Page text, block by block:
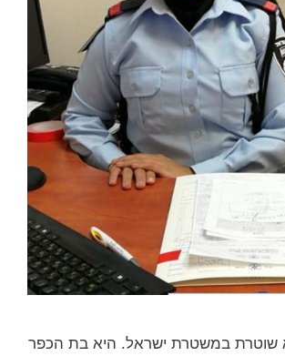
שוטרת במשטרת ישראל. היא בת הכפר